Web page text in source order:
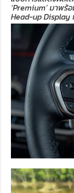
‘Premium’ มาพ
Head-up